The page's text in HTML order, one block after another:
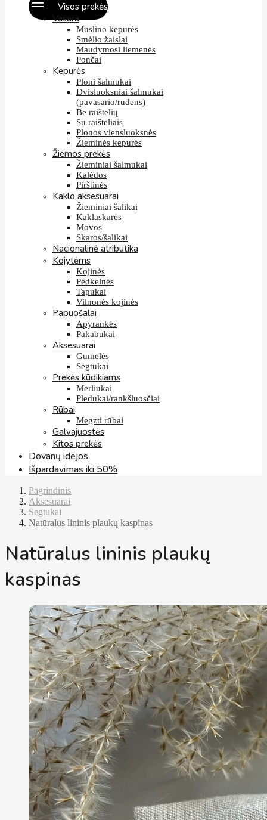
Visos prekės
Vasara
Muslino kepurės
Smėlio žaislai
Maudymosi liemenės
Pončai
Kepurės
Ploni šalmukai
Dvisluoksniai šalmukai
(pavasario/rudens)
Be raištelių
Su raišteliais
Plonos viensluoksnės
Žieminės kepurės
Žiemos prekės
Žieminiai šalmukai
Kalėdos
Pirštinės
Kaklo aksesuarai
Žieminiai šalikai
Kaklaskarės
Movos
Skaros/šalikai
Nacionalinė atributika
Kojytėms
Kojinės
Pėdkelnės
Tapukai
Vilnonės kojinės
Papuošalai
Apyrankės
Pakabukai
Aksesuarai
Gumelės
Segtukai
Prekės kūdikiams
Merliukai
Pledukai/rankšluosčiai
Rūbai
Megzti rūbai
Galvajuostės
Kitos prekės
Dovanų idėjos
Išpardavimas iki 50%
Pagrindinis
Aksesuarai
Segtukai
Natūralus lininis plaukų kaspinas
Natūralus lininis plaukų
kaspinas